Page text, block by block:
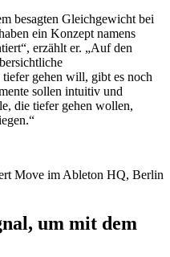
besagten Gleichgewicht bei
ein Konzept namens
erzählt er. „Auf den
gehen will, gibt es noch
sollen intuitiv und
die tiefer gehen wollen,
Move im Ableton HQ, Berlin
um mit dem